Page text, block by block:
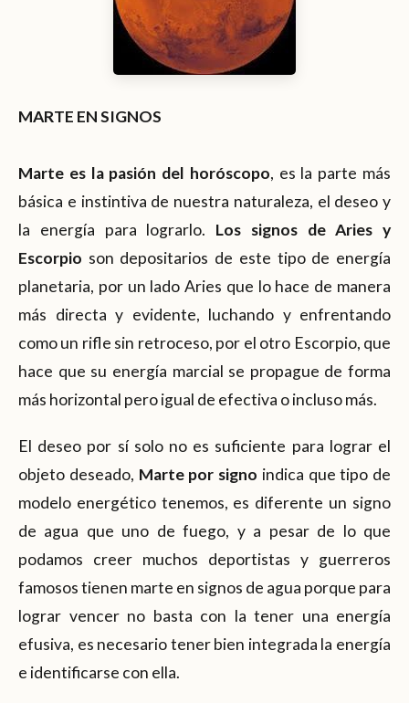
MARTE EN SIGNOS
Marte es la pasión del horóscopo, es la parte más
básica e instintiva de nuestra naturaleza, el deseo y
la energía para lograrlo. Los signos de Aries y
Escorpio son depositarios de este tipo de energía
planetaria, por un lado Aries que lo hace de manera
más directa y evidente, luchando y enfrentando
como un rifle sin retroceso, por el otro Escorpio, que
hace que su energía marcial se propague de forma
más horizontal pero igual de efectiva o incluso más.
El deseo por sí solo no es suficiente para lograr el
objeto deseado, Marte por signo indica que tipo de
modelo energético tenemos, es diferente un signo
de agua que uno de fuego, y a pesar de lo que
podamos creer muchos deportistas y guerreros
famosos tienen marte en signos de agua porque para
lograr vencer no basta con la tener una energía
efusiva, es necesario tener bien integrada la energía
e identificarse con ella.